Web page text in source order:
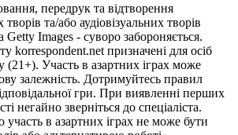
передрук та відтворення
та/або аудіовізуальних творів
Getty Images - суворо забороняється.
korrespondent.net призначені для осіб
(21+). Участь в азартних іграх може
залежність. Дотримуйтесь правил
гри. При виявленні перших
негайно зверніться до спеціаліста.
в азартних іграх не може бути